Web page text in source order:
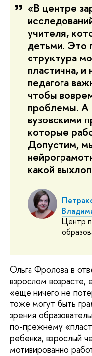
«В центре
учителя,
детьми. Это
структура
пластична, и
педагога
чтобы
проблемы. А
вузовскими
которые
Допустим,
какой
Центр
Ольга Фролова в
взрослом возрасте,
«еще ничего не
тоже могут быть
зрения
по-прежнему
ребенка, взрослый
мотивированно